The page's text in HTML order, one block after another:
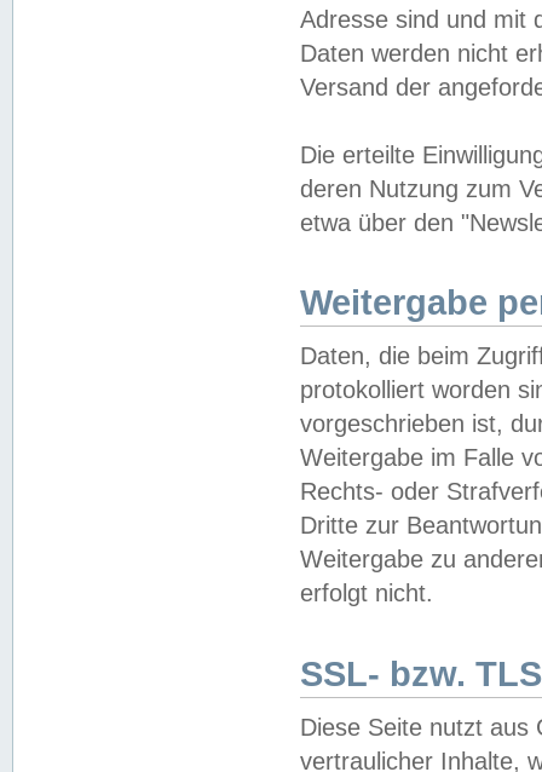
Adresse sind und mit
Daten werden nicht
Versand der
Die erteilte
deren Nutzung zum
etwa über den
Weitergabe
Daten, die beim
protokolliert worden
vorgeschrieben ist,
Weitergabe im Falle
Rechts- oder
Dritte zur
Weitergabe zu
erfolgt nicht.
SSL- bzw.
Diese Seite nutzt aus
vertraulicher Inhalte,